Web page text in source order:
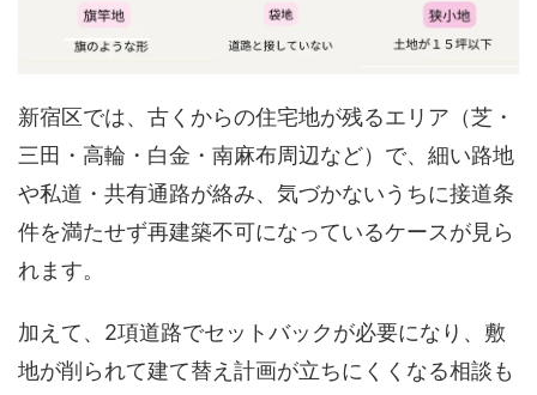
新宿区では、古くからの住宅地が残るエリア（芝・
三田・高輪・白金・南麻布周辺など）で、細い路地
や私道・共有通路が絡み、気づかないうちに接道条
件を満たせず再建築不可になっているケースが見ら
れます。
加えて、2項道路でセットバックが必要になり、敷
地が削られて建て替え計画が立ちにくくなる相談も